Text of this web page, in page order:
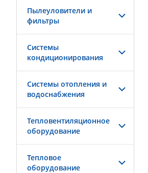
Пылеуловители и
фильтры
Системы
кондиционирования
Системы отопления и
водоснабжения
Тепловентиляционное
оборудование
Тепловое
оборудование